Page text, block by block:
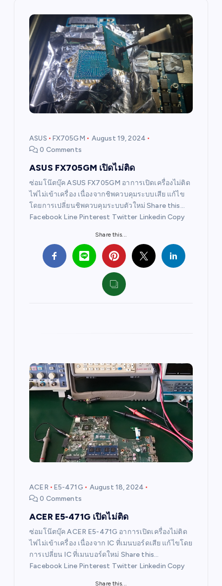
ASUS FX705GM
August 19, 2024
0 Comments
ASUS FX705GM เปิดไม่ติด
ซ่อมโน๊ตบุ๊ค ASUS FX705GM อาการเปิดเครื่องไม่ติด
ไฟไม่เข้าเครื่อง เนื่องจากชิพควบคุมระบบเสีย แก้ไข
โดยการเปลี่ยนชิพควบคุมระบบตัวใหม่ Share this…
Facebook Line Pinterest Twitter Linkedin Copy
Share this...
ACER E5-471G
August 18, 2024
0 Comments
ACER E5-471G เปิดไม่ติด
ซ่อมโน๊ตบุ๊ค ACER E5-471G อาการเปิดเครื่องไม่ติด
ไฟไม่เข้าเครื่อง เนื่องจาก IC ที่เมนบอร์ดเสีย แก้ไขโดย
การเปลี่ยน IC ที่เมนบอร์ดใหม่ Share this…
Facebook Line Pinterest Twitter Linkedin Copy
Share this...